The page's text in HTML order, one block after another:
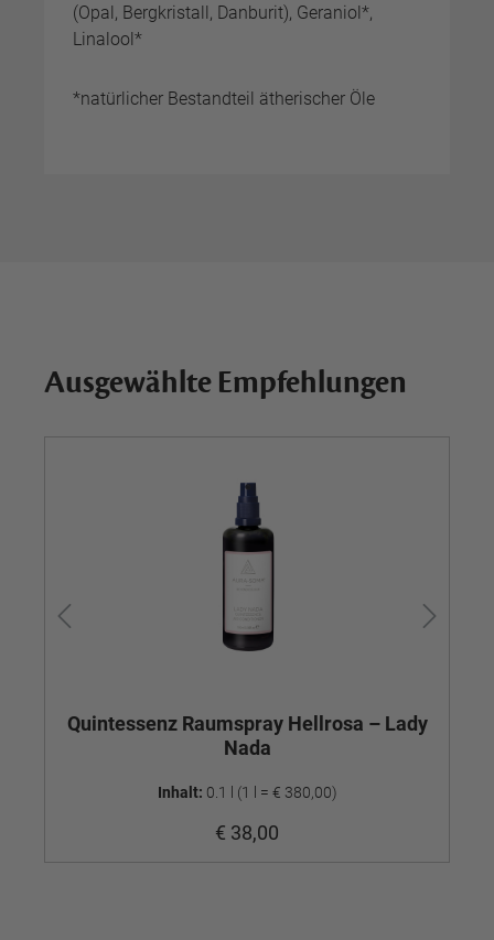
(Opal, Bergkristall, Danburit), Geraniol*,
Linalool*
*natürlicher Bestandteil ätherischer Öle
Ausgewählte Empfehlungen
Quintessenz Raumspray Hellrosa – Lady
Nada
Inhalt: 0.1 l (1 l = € 380,00)
€ 38,00